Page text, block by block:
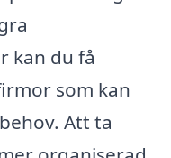
kan du få
som kan
Att ta